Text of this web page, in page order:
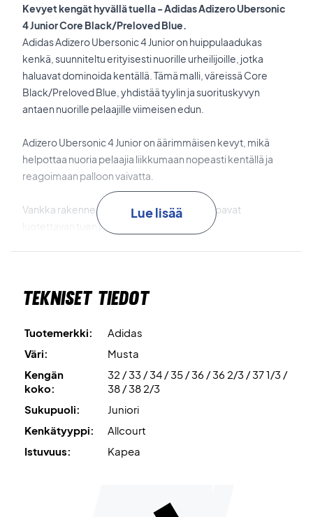
Kevyet kengät hyvällä tuella - Adidas Adizero Ubersonic
4 Junior Core Black/Preloved Blue.
Adidas Adizero Ubersonic 4 Junior on huippulaadukas
kenkä, suunniteltu erityisesti nuorille urheilijoille, jotka
haluavat dominoida kentällä. Tämä malli, väreissä Core
Black/Preloved Blue, yhdistää tyylin ja suorituskyvyn
antaen nuorille pelaajille viimeisen edun.
Adizero Ubersonic 4 Junior on äärimmäisen kevyt, mikä
helpottaa nuoria pelaajia liikkumaan nopeasti kentällä ja
reagoimaan palloon vaivatta.
Vankka rakenne ja vahvistettu päällinen tarjoavat
luotettavan tuen jalalle, auttaen estämään
kovimmatkin olosuhteet tennis- tai padelkentällä.
Adidas on integroinut mukavan iskunvaimennuksen
tuntikausia ilman epämukavuutta.
Päällinen on suunniteltu hengittävistä materiaaleista, jotka
pitävät jalat kuivina ja mukavina, jopa kovimmissa peleissä.
Väri: Musta ja vaaleansininen.
Lue lisää
Tekniset tiedot
Tuotemerkki:
Adidas
Väri:
Musta
Kengän
koko:
32 / 33 / 34 / 35 / 36 / 36 2/3 / 37 1/3 /
38 / 38 2/3
Sukupuoli:
Juniori
Kenkätyyppi:
Allcourt
Istuvuus:
Kapea